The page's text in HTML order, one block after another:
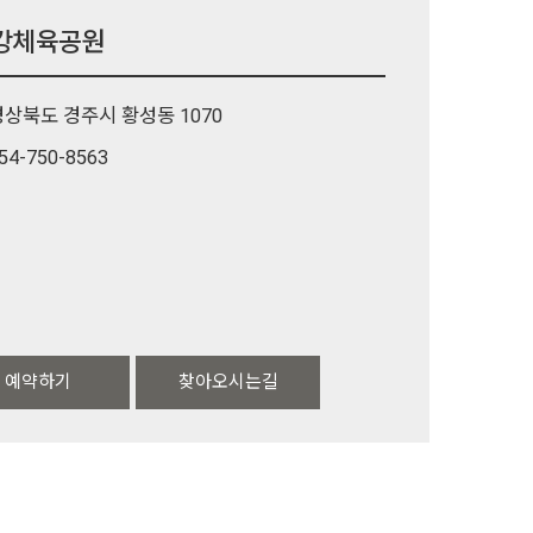
체육공원
상북도 경주시 황성동 1070
750-8563
예약하기 찾아오시는길